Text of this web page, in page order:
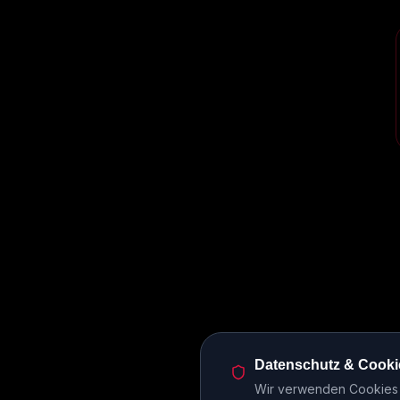
Datenschutz &
Wir verwenden